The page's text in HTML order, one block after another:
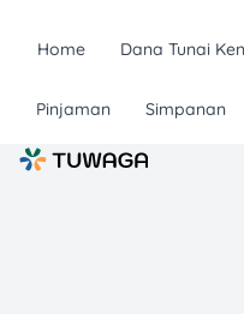
Home Dana Tunai
Pinjaman Simpanan